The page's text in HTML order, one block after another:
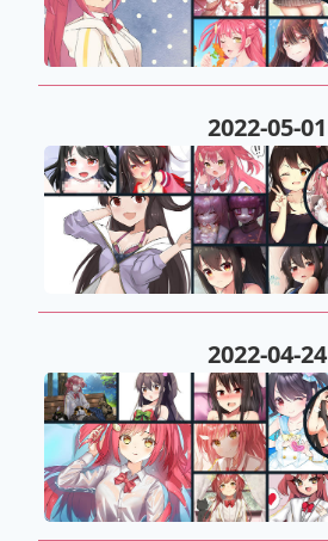
2022-05-01
2022-04-24